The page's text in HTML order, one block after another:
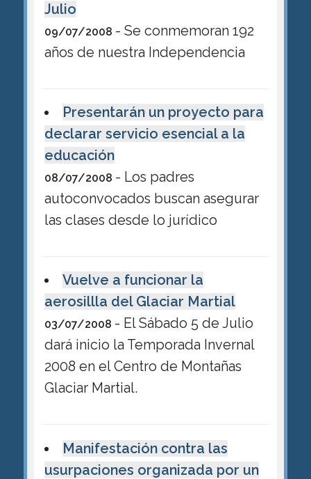
Julio
09/07/2008 - Se conmemoran 192
años de nuestra Independencia
Presentarán un proyecto para
declarar servicio esencial a la
educación
08/07/2008 - Los padres
autoconvocados buscan asegurar
las clases desde lo jurídico
Vuelve a funcionar la
aerosillla del Glaciar Martial
03/07/2008 - El Sábado 5 de Julio
dará inicio la Temporada Invernal
2008 en el Centro de Montañas
Glaciar Martial.
Manifestación contra las
usurpaciones organizada por un